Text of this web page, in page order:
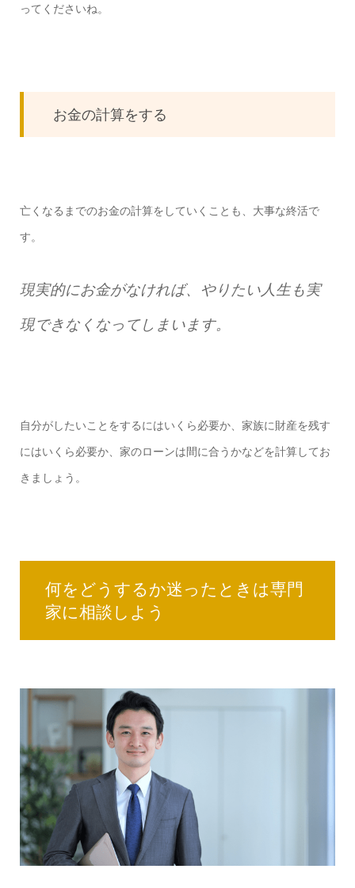
ってくださいね。
お金の計算をする
亡くなるまでのお金の計算をしていくことも、大事な終活で
す。
現実的にお金がなければ、やりたい人生も実
現できなくなってしまいます。
自分がしたいことをするにはいくら必要か、家族に財産を残す
にはいくら必要か、家のローンは間に合うかなどを計算してお
きましょう。
何をどうするか迷ったときは専門
家に相談しよう